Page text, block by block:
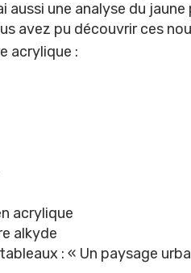
aussi une analyse du
avez pu découvrir ces
acrylique :
acrylique
alkyde
: « Un paysage